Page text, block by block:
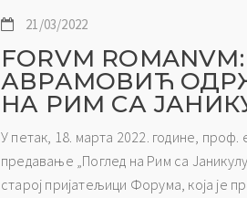
21/03/2022
FORVM
АВРАМОВИЋ
НА РИМ СА
У петак, 18. марта 2022. године,
предавање „Поглед на Рим са
старој пријатељици Форума, која је